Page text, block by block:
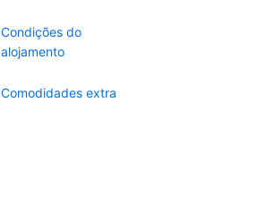
Condições do
alojamento
Comodidades extra